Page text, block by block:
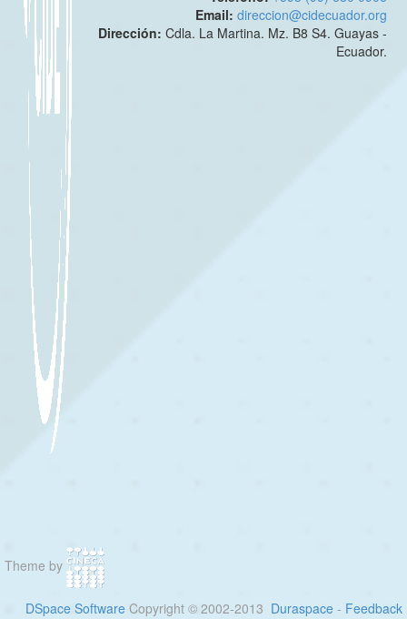
Email:direccion@cidecuador.org
Dirección:Cdla. La Martina. Mz. B8 S4. Guayas -
Ecuador.
Theme by
DSpace Software Copyright © 2002-2013 Duraspace - Feedback